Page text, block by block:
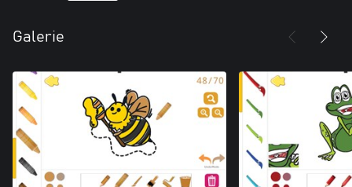
Galerie